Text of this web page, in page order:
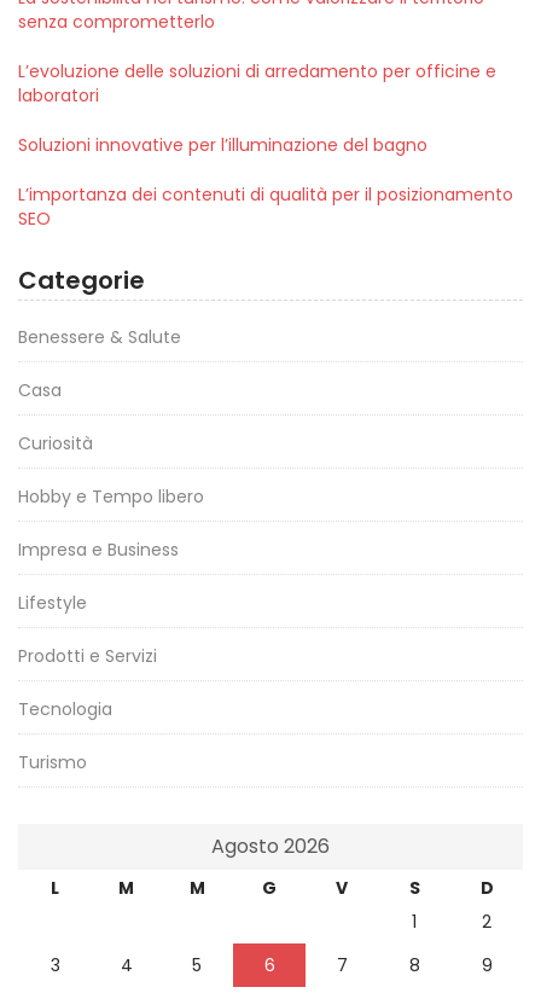
senza comprometterlo
L’evoluzione delle soluzioni di arredamento per officine e
laboratori
Soluzioni innovative per l’illuminazione del bagno
L’importanza dei contenuti di qualità per il posizionamento
SEO
Categorie
Benessere & Salute
Casa
Curiosità
Hobby e Tempo libero
Impresa e Business
Lifestyle
Prodotti e Servizi
Tecnologia
Turismo
Agosto 2026
L M M G V S
D
1
2
3
4 5 6 7 8
9